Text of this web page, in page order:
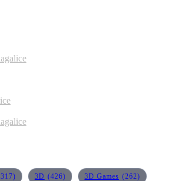
3D (426) 3D Games (262)